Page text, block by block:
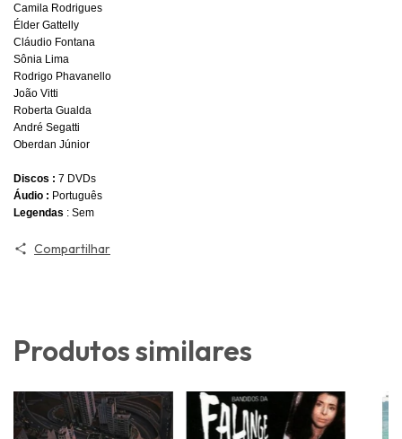
Camila Rodrigues
Élder Gattelly
Cláudio Fontana
Sônia Lima
Rodrigo Phavanello
João Vitti
Roberta Gualda
André Segatti
Oberdan Júnior
Discos : 7 DVDs
Áudio : Português
Legendas : Sem
Compartilhar
Produtos similares